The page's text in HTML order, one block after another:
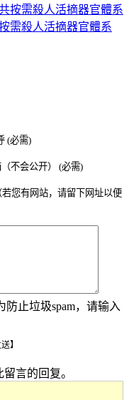
需殺人活摘器官體系
(必需)
不会公开） (必需)
若您有网站，请留下网址以便
防止垃圾spam，请输入
】
言的回复。